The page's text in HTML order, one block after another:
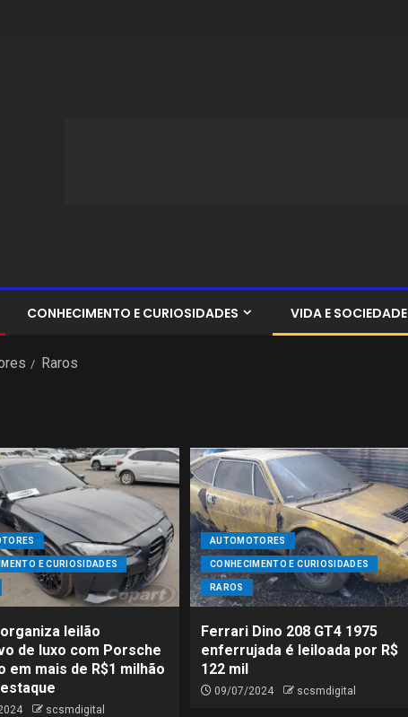
CONHECIMENTO E CURIOSIDADES VIDA E SOCIEDADE
Raros
E CURIOSIDADES
leilão
de luxo com Porsche
em mais de R$1 milhão
scsmdigital
AUTOMOTORES
CONHECIMENTO E CURIOSIDADES
RAROS
Ferrari Dino 208 GT4 1975
enferrujada é leiloada por R$
122 mil
09/07/2024 scsmdigital
CALDAS NOVAS - GO CIDADES NOTÍCIAS
Justiça reforma decisão anterior e julga
improcedente ação contra nomeação de